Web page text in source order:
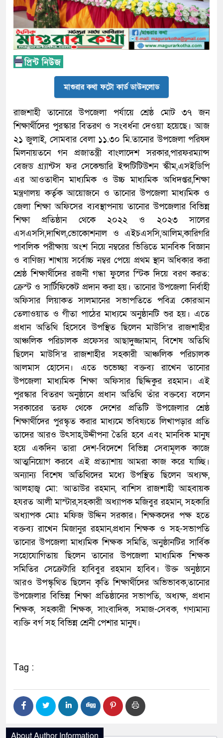
মাগুরার কথা ফটো কার্ড ডাউনলোড
রাজশাহী তানোরে উপজেলা পর্যায়ে শ্রেষ্ঠ মোট ৩৭ জন
শিক্ষার্থীদের পুরস্কার বিতরণ ও সংবর্ধনা দেওয়া হয়েছে। আজ
২১ জুলাই, সোমবার বেলা ১১.৩০ মি.তানোর উপজেলা পরিষদ
মিলনায়তনে গন প্রজাতন্ত্রী বাংলাদেশ সরকার,পারফরম্যান্স
বেজড গ্র্যান্টস ফর সেকেন্ডারি ইন্সটিটিউশন স্কীম,এসইডিপি
এর আওতাধীন মাধ্যমিক ও উচ্চ মাধ্যমিক অধিদপ্তর,শিক্ষা
মন্ত্রণালয় কর্তৃক আয়োজনে ও তানোর উপজেলা মাধ্যমিক ও
জেলা শিক্ষা অফিসের ব্যবস্থাপনায় তানোর উপজেলার বিভিন্ন
শিক্ষা প্রতিষ্ঠান থেকে ২০২২ ও ২০২৩ সালের
এসএসসি,দাখিল,ভোকোশনাল ও এইচএসসি,আলিম,কারিগরি
পাবলিক পরীক্ষায় অংশ নিয়ে নম্বরের ভিত্তিতে মানবিক বিজ্ঞান
ও বাণিজ্য শাখায় সর্বোচ্চ নম্বর পেয়ে প্রথম স্থান অধিকার করা
শ্রেষ্ঠ শিক্ষার্থীদের রজনী গন্ধা ফুলের স্টিক দিয়ে বরণ করত:
ক্রেস্ট ও সার্টিফিকেট প্রদান করা হয়। তানোর উপজেলা নির্বাহী
অফিসার লিয়াকত সালমানের সভাপতিতে পবিত্র কোরআন
তেলাওয়াত ও গীতা পাঠের মাধ্যমে অনুষ্ঠানটি শুর হয়। এতে
প্রধান অতিথি হিসেবে উপস্থিত ছিলেন মাউসি’র রাজশাহীর
আঞ্চলিক পরিচালক প্রফেসর আছাদুজ্জামান, বিশেষ অতিথি
ছিলেন মাউসি’র রাজশাহীর সহকারী আঞ্চলিক পরিচালক
আলমাস হোসেন। এতে শুভেচ্ছা বক্তব্য রাখেন তানোর
উপজেলা মাধ্যমিক শিক্ষা অফিসার ছিদ্দিকুর রহমান। এই
পুরস্কার বিতরণ অনুষ্ঠানে প্রধান অতিথি তাঁর বক্তব্যে বলেন
সরকারের তরফ থেকে দেশের প্রতিটি উপজেলার শ্রেষ্ঠ
শিক্ষার্থীদের পুরস্কৃত করার মাধ্যমে ভবিষ্যতে লিখাপড়ার প্রতি
তাদের আরও উৎসাহ,উদ্দীপনা তৈরি হবে এবং মানবিক মানুষ
হয়ে একদিন তারা দেশ-বিদেশে বিভিন্ন সেবামূলক কাজে
আত্মনিয়োগ করবে এই প্রত্যাশায় আমরা কাজ করে যাচ্ছি।
অন্যান্য বিশেষ অতিথিদের মধ্যে উপস্থিত ছিলেন অধ্যক্ষ,
আলহাজ্ব মো: আতাউর রহমান, বাশিস রাজশাহী আহবায়ক
হযরত আলী মাস্টার,সহকারী অধ্যাপক মজিবুর রহমান, সহকারি
অধ্যাপক মোঃ মফিজ উদ্দিন সরকার। শিক্ষকদের পক্ষ হতে
বক্তব্য রাখেন মিজানুর রহমান,প্রধান শিক্ষক ও সহ-সভাপতি
তানোর উপজেলা মাধ্যমিক শিক্ষক সমিতি, অনুষ্ঠানটির সার্বিক
সহোযোগিতায় ছিলেন তানোর উপজেলা মাধ্যমিক শিক্ষক
সমিতির সেক্রেটারি হাবিবুর রহমান হাবিব। উক্ত অনুষ্ঠানে
আরও উপস্কৃথিত ছিলেন কৃতি শিক্ষার্থীদের অভিভাবক,তানোর
উপজেলার বিভিন্ন শিক্ষা প্রতিষ্ঠানের সভাপতি, অধ্যক্ষ, প্রধান
শিক্ষক, সহকারী শিক্ষক, সাংবাদিক, সমাজ-সেবক, গণ্যমান্য
ব্যক্তি বর্গ সহ বিভিন্ন শ্রেনী পেশার মানুষ।
Tag :